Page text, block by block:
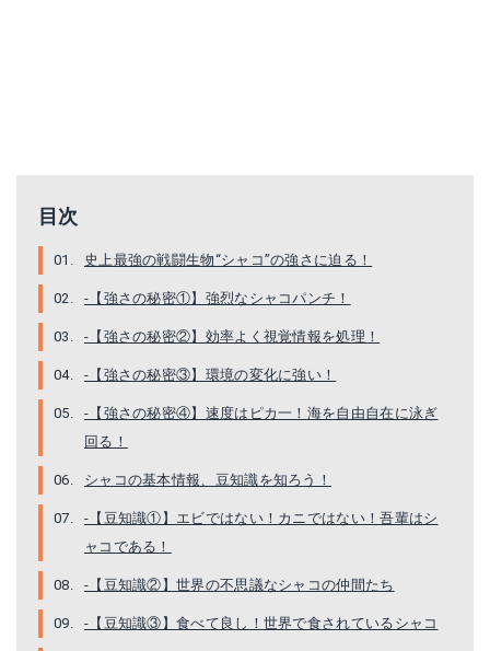
目次
史上最強の戦闘生物“シャコ”の強さに迫る！
-【強さの秘密①】強烈なシャコパンチ！
-【強さの秘密②】効率よく視覚情報を処理！
-【強さの秘密③】環境の変化に強い！
-【強さの秘密④】速度はピカ一！海を自由自在に泳ぎ
回る！
シャコの基本情報、豆知識を知ろう！
-【豆知識①】エビではない！カニではない！吾輩はシ
ャコである！
-【豆知識②】世界の不思議なシャコの仲間たち
-【豆知識③】食べて良し！世界で食されているシャコ